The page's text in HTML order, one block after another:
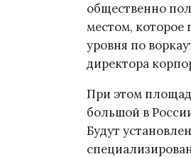
общественно
местом, которое
уровня по
директора
При этом
большой в
Будут